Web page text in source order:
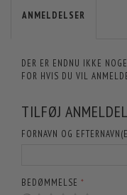
ANMELDELSER
DER ER ENDNU IKKE
FOR HVIS DU VIL
TILFØJ
FORNAVN OG
BEDØMMELSE